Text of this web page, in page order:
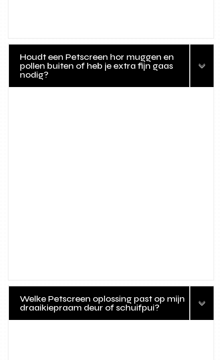
Houdt een Petscreen hor muggen en
pollen buiten of heb je extra fijn gaas
nodig?
Welke Petscreen oplossing past op mijn
draaikiepraam deur of schuifpui?